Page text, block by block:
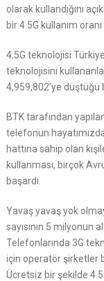
olarak kullandığını
bir 4.5G kullanım oranı
4.5G teknolojisi
teknolojisini
4,959,802’ye düştüğü
BTK tarafından
telefonun
hattına sahip olan
kullanması, birçok
başardı.
Yavaş yavaş yok
sayısının 5 milyonun
Telefonlarında 3G
için operatör şirketler
Ücretsiz bir şekilde